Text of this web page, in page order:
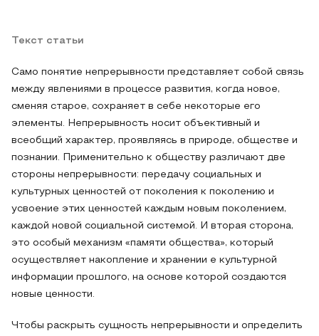
Текст статьи
Само понятие непрерывности представляет собой связь
между явлениями в процессе развития, когда новое,
сменяя старое, сохраняет в себе некоторые его
элементы. Непрерывность носит объективный и
всеобщий характер, проявляясь в природе, обществе и
познании. Применительно к обществу различают две
стороны непрерывности: передачу социальных и
культурных ценностей от поколения к поколению и
усвоение этих ценностей каждым новым поколением,
каждой новой социальной системой. И вторая сторона,
это особый механизм «памяти общества», который
осуществляет накопление и хранении е культурной
информации прошлого, на основе которой создаются
новые ценности.
Чтобы раскрыть сущность непрерывности и определить